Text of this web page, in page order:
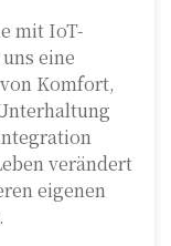
mit IoT-
eine
Komfort,
verändert
eigenen